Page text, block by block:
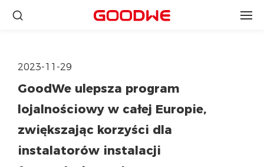
2023-11-29
GoodWe ulepsza program
lojalnościowy w całej Europie,
zwiększając korzyści dla
instalatorów instalacji